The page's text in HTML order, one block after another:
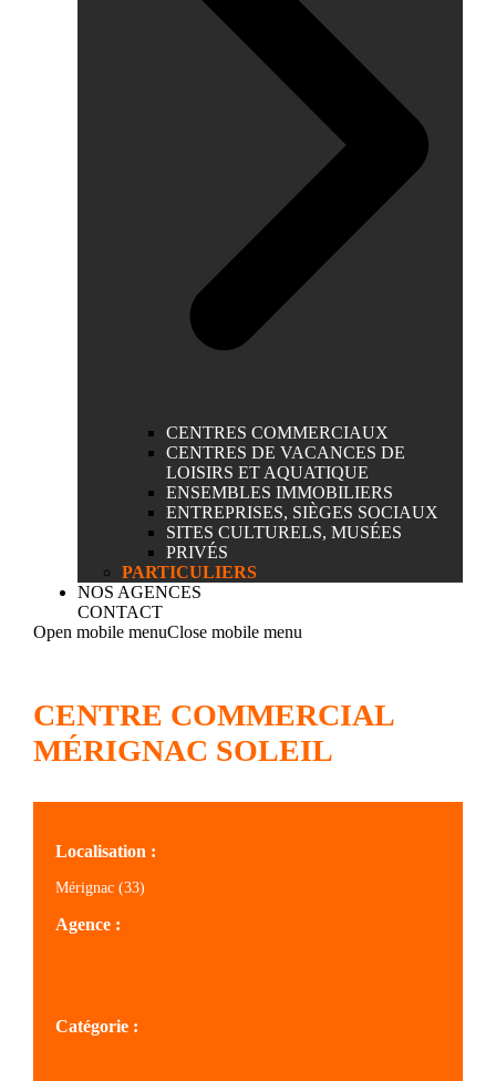
CENTRES COMMERCIAUX
CENTRES DE VACANCES DE
LOISIRS ET AQUATIQUE
ENSEMBLES IMMOBILIERS
ENTREPRISES, SIÈGES SOCIAUX
SITES CULTURELS, MUSÉES
PRIVÉS
PARTICULIERS
NOS AGENCES
CONTACT
Open mobile menuClose mobile menu
CENTRE COMMERCIAL
MÉRIGNAC SOLEIL
Localisation :
Mérignac (33)
Agence :
Catégorie :